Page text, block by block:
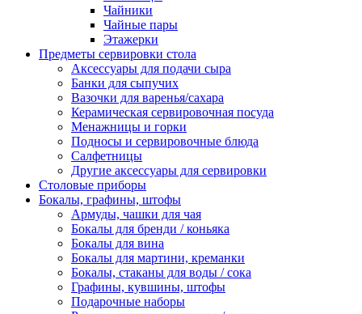
Чайники
Чайные пары
Этажерки
Предметы сервировки стола
Аксессуары для подачи сыра
Банки для сыпучих
Вазочки для варенья/сахара
Керамическая сервировочная посуда
Менажницы и горки
Подносы и сервировочные блюда
Салфетницы
Другие аксессуары для сервировки
Столовые приборы
Бокалы, графины, штофы
Армуды, чашки для чая
Бокалы для бренди / коньяка
Бокалы для вина
Бокалы для мартини, креманки
Бокалы, стаканы для воды / сока
Графины, кувшины, штофы
Подарочные наборы